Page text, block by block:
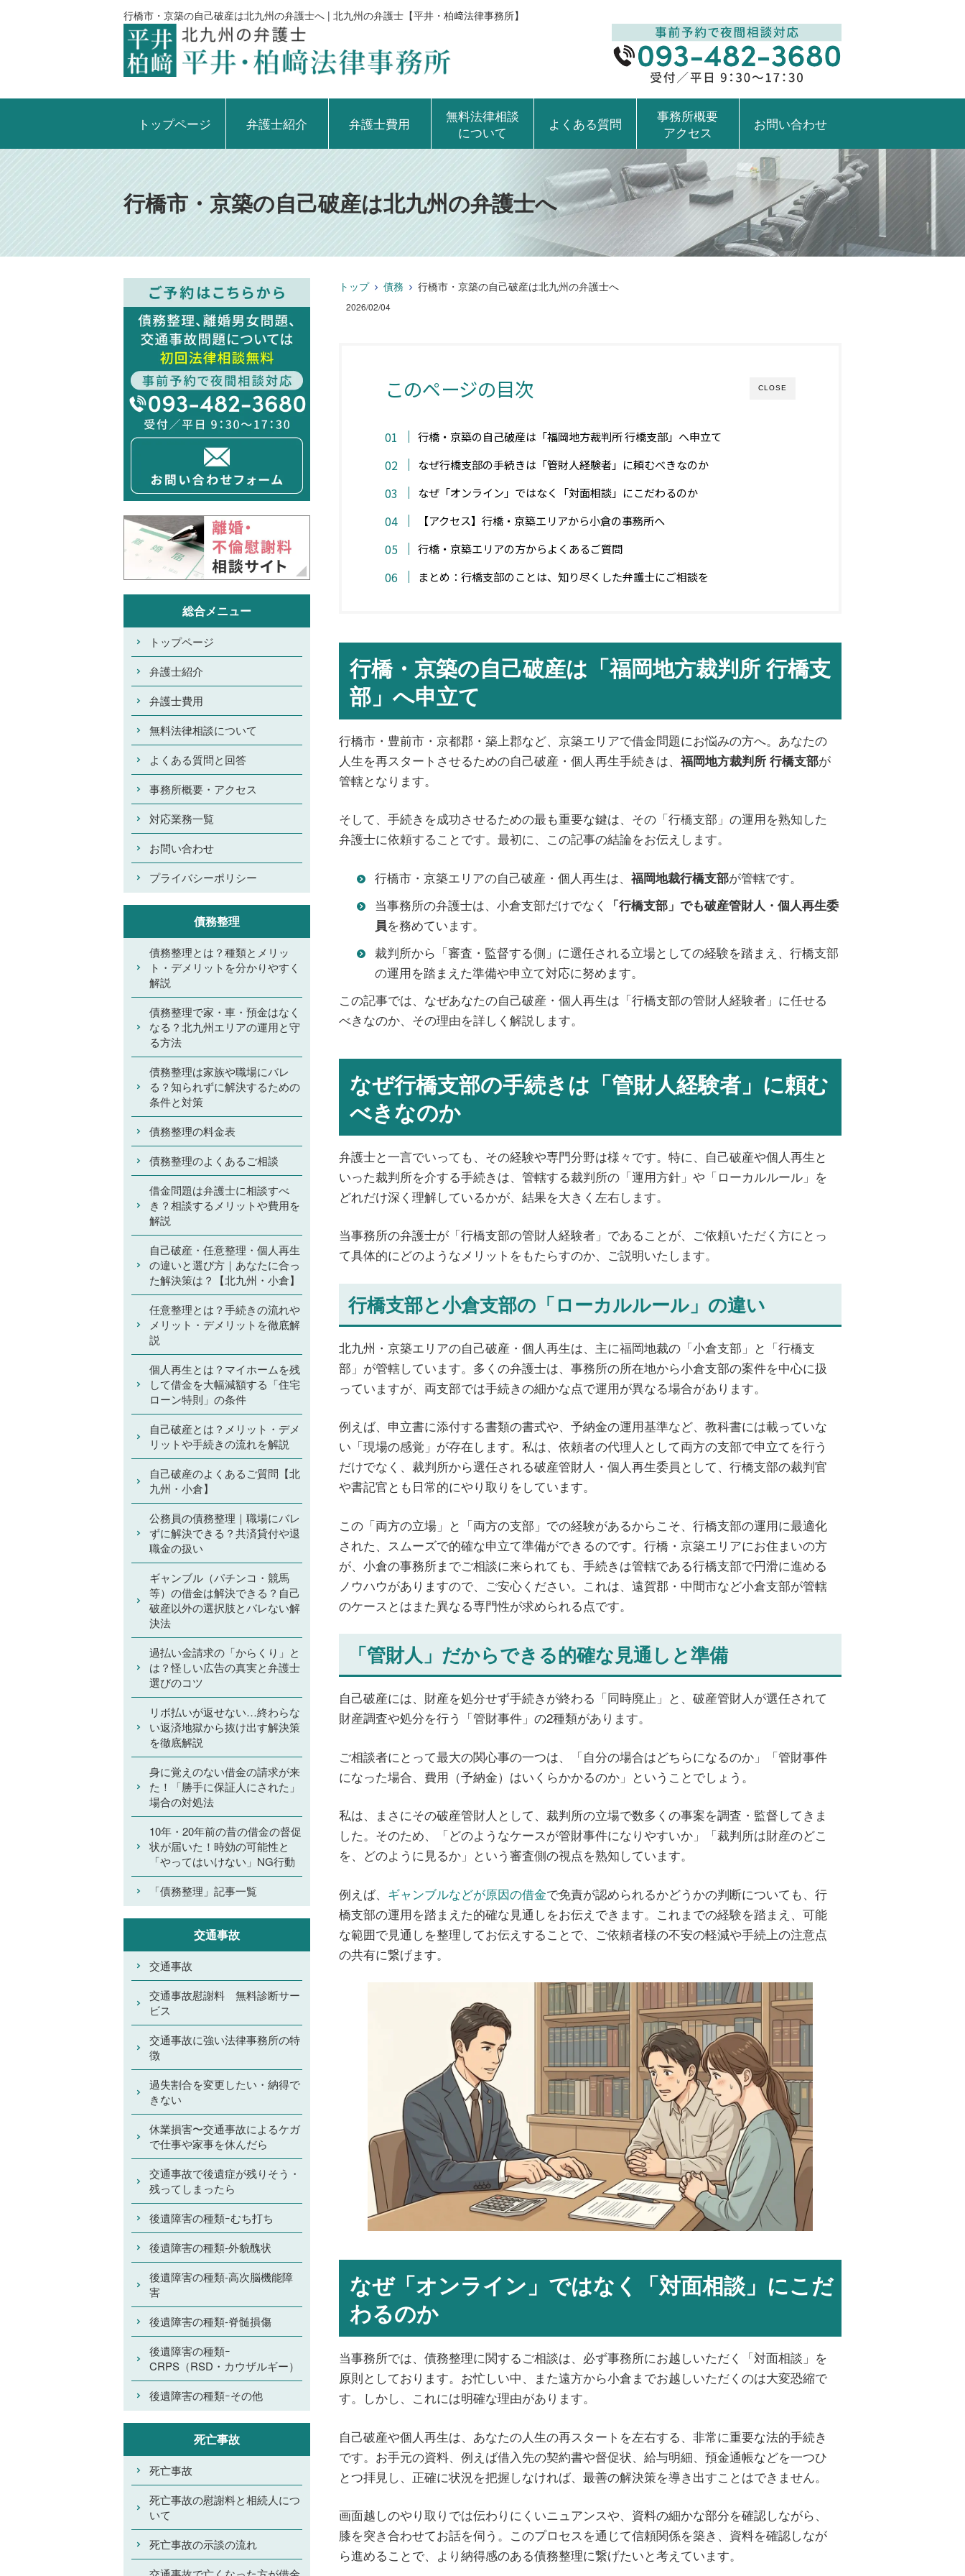
行橋市・京築の自己破産は北九州の弁護士へ | 北九州の弁護士【平井・柏﨑法律事務所】
トップページ 弁護士紹介 弁護士費用
無料法律相談
について
よくある質問
事務所概要
アクセス
お問い合わせ
行橋市・京築の自己破産は北九州の弁護士へ
トップ 債務 行橋市・京築の自己破産は北九州の弁護士へ
2026/02/04
CLOSE
このページの目次
行橋・京築の自己破産は「福岡地方裁判所 行橋支部」へ申立て
なぜ行橋支部の手続きは「管財人経験者」に頼むべきなのか
なぜ「オンライン」ではなく「対面相談」にこだわるのか
【アクセス】行橋・京築エリアから小倉の事務所へ
行橋・京築エリアの方からよくあるご質問
まとめ：行橋支部のことは、知り尽くした弁護士にご相談を
行橋・京築の自己破産は「福岡地方裁判所 行橋支
部」へ申立て
行橋市・豊前市・京都郡・築上郡など、京築エリアで借金問題にお悩みの方へ。あなたの
人生を再スタートさせるための自己破産・個人再生手続きは、 福岡地方裁判所 行橋支部が
管轄となります。
そして、手続きを成功させるための最も重要な鍵は、その「行橋支部」の運用を熟知した
弁護士に依頼することです。最初に、この記事の結論をお伝えします。
行橋市・京築エリアの自己破産・個人再生は、 福岡地裁行橋支部が管轄です。
当事務所の弁護士は、小倉支部だけでなく
「行橋支部」でも破産管財人・個人再生委
員を務めています。
裁判所から「審査・監督する側」に選任される立場としての経験を踏まえ、行橋支部
の運用を踏まえた準備や申立て対応に努めます。
この記事では、なぜあなたの自己破産・個人再生は「行橋支部の管財人経験者」に任せる
べきなのか、その理由を詳しく解説します。
なぜ行橋支部の手続きは「管財人経験者」に頼む
べきなのか
弁護士と一言でいっても、その経験や専門分野は様々です。特に、自己破産や個人再生と
いった裁判所を介する手続きは、管轄する裁判所の「運用方針」や「ローカルルール」を
どれだけ深く理解しているかが、結果を大きく左右します。
当事務所の弁護士が「行橋支部の管財人経験者」であることが、ご依頼いただく方にとっ
て具体的にどのようなメリットをもたらすのか、ご説明いたします。
行橋支部と小倉支部の「ローカルルール」の違い
北九州・京築エリアの自己破産・個人再生は、主に福岡地裁の「小倉支部」と「行橋支
部」が管轄しています。多くの弁護士は、事務所の所在地から小倉支部の案件を中心に扱
っていますが、両支部では手続きの細かな点で運用が異なる場合があります。
例えば、申立書に添付する書類の書式や、予納金の運用基準など、教科書には載っていな
い「現場の感覚」が存在します。私は、依頼者の代理人として両方の支部で申立てを行う
だけでなく、裁判所から選任される破産管財人・個人再生委員として、行橋支部の裁判官
や書記官とも日常的にやり取りをしています。
この「両方の立場」と「両方の支部」での経験があるからこそ、行橋支部の運用に最適化
された、スムーズで的確な申立て準備ができるのです。行橋・京築エリアにお住まいの方
が、小倉の事務所までご相談に来られても、手続きは管轄である行橋支部で円滑に進める
ノウハウがありますので、ご安心ください。これは、遠賀郡・中間市など小倉支部が管轄
のケースとはまた異なる専門性が求められる点です。
「管財人」だからできる的確な見通しと準備
自己破産には、財産を処分せず手続きが終わる「同時廃止」と、破産管財人が選任されて
財産調査や処分を行う「管財事件」の2種類があります。
ご相談者にとって最大の関心事の一つは、「自分の場合はどちらになるのか」「管財事件
になった場合、費用（予納金）はいくらかかるのか」ということでしょう。
私は、まさにその破産管財人として、裁判所の立場で数多くの事案を調査・監督してきま
した。そのため、「どのようなケースが管財事件になりやすいか」「裁判所は財産のどこ
を、どのように見るか」という審査側の視点を熟知しています。
例えば、 ギャンブルなどが原因の借金で免責が認められるかどうかの判断についても、行
橋支部の運用を踏まえた的確な見通しをお伝えできます。これまでの経験を踏まえ、可能
な範囲で見通しを整理してお伝えすることで、ご依頼者様の不安の軽減や手続上の注意点
の共有に繋げます。
なぜ「オンライン」ではなく「対面相談」にこだ
わるのか
当事務所では、債務整理に関するご相談は、必ず事務所にお越しいただく「対面相談」を
原則としております。お忙しい中、また遠方から小倉までお越しいただくのは大変恐縮で
す。しかし、これには明確な理由があります。
自己破産や個人再生は、あなたの人生の再スタートを左右する、非常に重要な法的手続き
です。お手元の資料、例えば借入先の契約書や督促状、給与明細、預金通帳などを一つひ
とつ拝見し、正確に状況を把握しなければ、最善の解決策を導き出すことはできません。
画面越しのやり取りでは伝わりにくいニュアンスや、資料の細かな部分を確認しながら、
膝を突き合わせてお話を伺う。このプロセスを通じて信頼関係を築き、資料を確認しなが
ら進めることで、より納得感のある債務整理に繋げたいと考えています。
総合メニュー
トップページ
弁護士紹介
弁護士費用
無料法律相談について
よくある質問と回答
事務所概要・アクセス
対応業務一覧
お問い合わせ
プライバシーポリシー
債務整理
債務整理とは？種類とメリッ
ト・デメリットを分かりやすく
解説
債務整理で家・車・預金はなく
なる？北九州エリアの運用と守
る方法
債務整理は家族や職場にバレ
る？知られずに解決するための
条件と対策
債務整理の料金表
債務整理のよくあるご相談
借金問題は弁護士に相談すべ
き？相談するメリットや費用を
解説
自己破産・任意整理・個人再生
の違いと選び方｜あなたに合っ
た解決策は？【北九州・小倉】
任意整理とは？手続きの流れや
メリット・デメリットを徹底解
説
個人再生とは？マイホームを残
して借金を大幅減額する「住宅
ローン特則」の条件
自己破産とは？メリット・デメ
リットや手続きの流れを解説
自己破産のよくあるご質問【北
九州・小倉】
公務員の債務整理｜職場にバレ
ずに解決できる？共済貸付や退
職金の扱い
ギャンブル（パチンコ・競馬
等）の借金は解決できる？自己
破産以外の選択肢とバレない解
決法
過払い金請求の「からくり」と
は？怪しい広告の真実と弁護士
選びのコツ
リボ払いが返せない…終わらな
い返済地獄から抜け出す解決策
を徹底解説
身に覚えのない借金の請求が来
た！「勝手に保証人にされた」
場合の対処法
10年・20年前の昔の借金の督促
状が届いた！時効の可能性と
「やってはいけない」NG行動
「債務整理」記事一覧
交通事故
交通事故
交通事故慰謝料 無料診断サー
ビス
交通事故に強い法律事務所の特
徴
過失割合を変更したい・納得で
きない
休業損害〜交通事故によるケガ
で仕事や家事を休んだら
交通事故で後遺症が残りそう・
残ってしまったら
後遺障害の種類ｰむち打ち
後遺障害の種類-外貌醜状
後遺障害の種類-高次脳機能障
害
後遺障害の種類-脊髄損傷
後遺障害の種類ｰ
CRPS（RSD・カウザルギー）
後遺障害の種類ｰその他
死亡事故
死亡事故
死亡事故の慰謝料と相続人につ
いて
死亡事故の示談の流れ